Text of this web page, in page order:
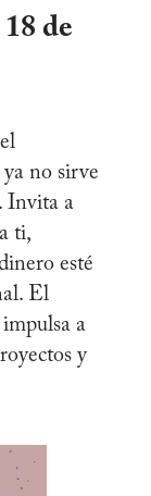
de
no sirve
Invita a
ti,
esté
El
a
y